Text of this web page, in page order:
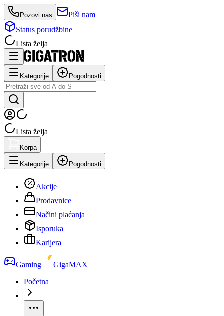
Pozovi nas
Piši nam
Status porudžbine
Lista želja
Kategorije Pogodnosti
Lista želja
Korpa
Kategorije Pogodnosti
Akcije
Prodavnice
Načini plaćanja
Isporuka
Karijera
Gaming
GigaMAX
Početna